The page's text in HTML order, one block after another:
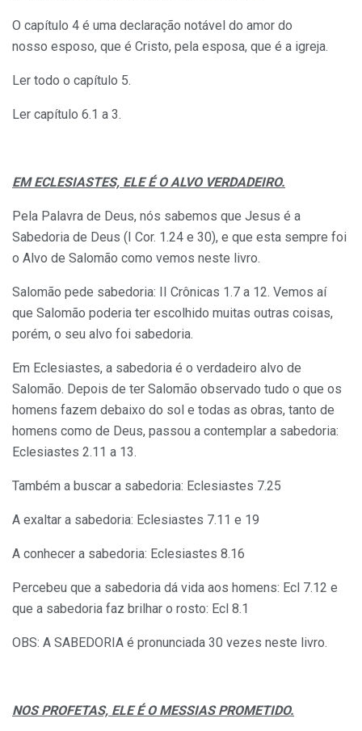
O capítulo 4 é uma declaração notável do amor do
nosso esposo, que é Cristo, pela esposa, que é a igreja.
Ler todo o capítulo 5.
Ler capítulo 6.1 a 3.
EM ECLESIASTES, ELE É O ALVO VERDADEIRO.
Pela Palavra de Deus, nós sabemos que Jesus é a
Sabedoria de Deus (I Cor. 1.24 e 30), e que esta sempre foi
o Alvo de Salomão como vemos neste livro.
Salomão pede sabedoria: II Crônicas 1.7 a 12. Vemos aí
que Salomão poderia ter escolhido muitas outras coisas,
porém, o seu alvo foi sabedoria.
Em Eclesiastes, a sabedoria é o verdadeiro alvo de
Salomão. Depois de ter Salomão observado tudo o que os
homens fazem debaixo do sol e todas as obras, tanto de
homens como de Deus, passou a contemplar a sabedoria:
Eclesiastes 2.11 a 13.
Também a buscar a sabedoria: Eclesiastes 7.25
A exaltar a sabedoria: Eclesiastes 7.11 e 19
A conhecer a sabedoria: Eclesiastes 8.16
Percebeu que a sabedoria dá vida aos homens: Ecl 7.12 e
que a sabedoria faz brilhar o rosto: Ecl 8.1
OBS: A SABEDORIA é pronunciada 30 vezes neste livro.
NOS PROFETAS, ELE É O MESSIAS PROMETIDO.